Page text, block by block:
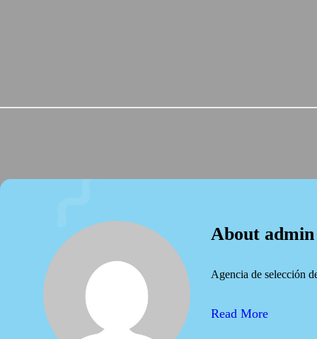
About admin
Agencia de selección
Read More